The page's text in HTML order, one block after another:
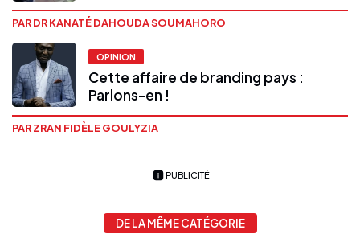
PAR DR KANATÉ DAHOUDA SOUMAHORO
OPINION
Cette affaire de branding pays :
Parlons-en !
PAR ZRAN FIDÈLE GOULYZIA
PUBLICITÉ
DE LA MÊME CATÉGORIE